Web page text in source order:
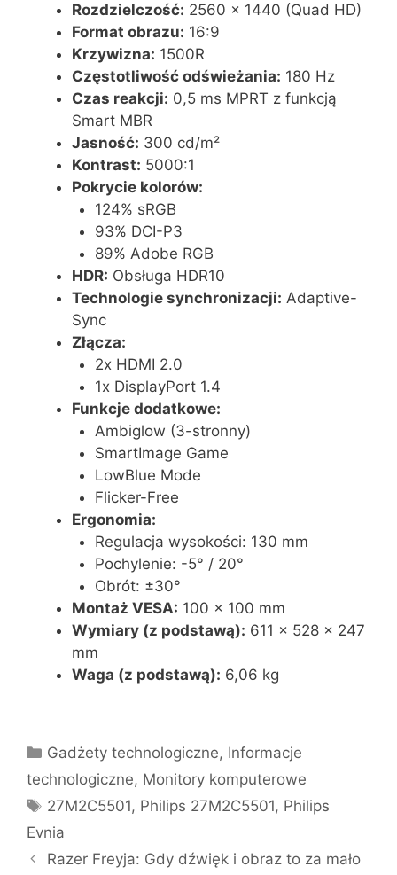
Rozdzielczość: 2560 x 1440 (Quad HD)
Format obrazu: 16:9
Krzywizna: 1500R
Częstotliwość odświeżania: 180 Hz
Czas reakcji: 0,5 ms MPRT z funkcją
Smart MBR
Jasność: 300 cd/m²
Kontrast: 5000:1
Pokrycie kolorów:
124% sRGB
93% DCI-P3
89% Adobe RGB
HDR: Obsługa HDR10
Technologie synchronizacji: Adaptive-
Sync
Złącza:
2x HDMI 2.0
1x DisplayPort 1.4
Funkcje dodatkowe:
Ambiglow (3-stronny)
SmartImage Game
LowBlue Mode
Flicker-Free
Ergonomia:
Regulacja wysokości: 130 mm
Pochylenie: -5° / 20°
Obrót: ±30°
Montaż VESA: 100 x 100 mm
Wymiary (z podstawą): 611 x 528 x 247
mm
Waga (z podstawą): 6,06 kg
Kategorie
Gadżety technologiczne, Informacje
technologiczne, Monitory komputerowe
Tagi
27M2C5501, Philips 27M2C5501, Philips
Evnia
Razer Freyja: Gdy dźwięk i obraz to za mało